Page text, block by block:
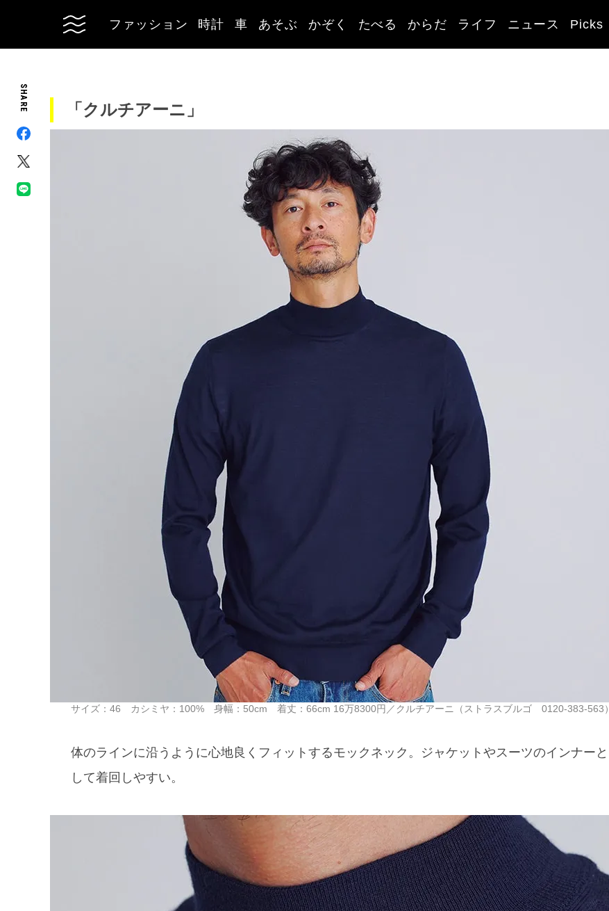
ファッション 時計 車 あそぶ かぞく たべる からだ ライフ ニュース Picks
SHARE 「クルチアーニ」
サイズ：46 カシミヤ：100% 身幅：50cm 着丈：66cm 16万8300円／クルチアーニ（ストラスブルゴ 0120-383-563）
体のラインに沿うように心地良くフィットするモックネック。ジャケットやスーツのインナーと
して着回しやすい。